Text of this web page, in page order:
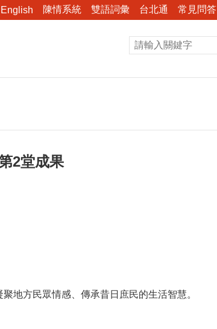
English 陳情系統 雙語詞彙 台北通 常見問答
2堂成果
地方民眾情感、傳承昔日庶民的生活智慧。